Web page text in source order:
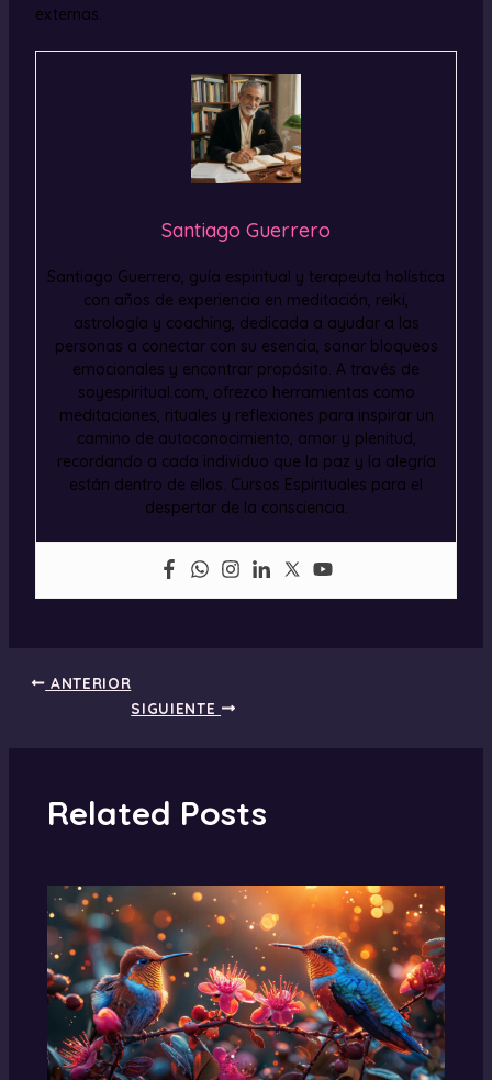
externas.
Santiago Guerrero
Santiago Guerrero, guía espiritual y terapeuta holística
con años de experiencia en meditación, reiki,
astrología y coaching, dedicada a ayudar a las
personas a conectar con su esencia, sanar bloqueos
emocionales y encontrar propósito. A través de
soyespiritual.com, ofrezco herramientas como
meditaciones, rituales y reflexiones para inspirar un
camino de autoconocimiento, amor y plenitud,
recordando a cada individuo que la paz y la alegría
están dentro de ellos. Cursos Espirituales para el
despertar de la consciencia.
ANTERIOR
SIGUIENTE
Related Posts